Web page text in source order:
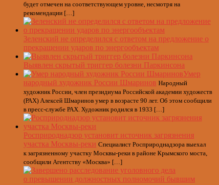
будет отмечен на соответствующем уровне, несмотря на
рекомендации […]
Зеленский не определился с ответом на предложение о
прекращении ударов по энергообъектам
Выявлен скрытый триггер болезни Паркинсона
Умер
народный художник России Шмаринов Народный
художник России, член президиума Российской академии художеств
(РАХ) Алексей Шмаринов умер в возрасте 90 лет. Об этом сообщили
в пресс-службе РАХ. Художник родился в 1933 […]
Росприроднадзор установит источник загрязнения
участка Москвы-реки Специалист Росприроднадзора выехал
к загрязненному участку Москвы-реки в районе Крымского моста,
сообщили Агентству «Москва» […]